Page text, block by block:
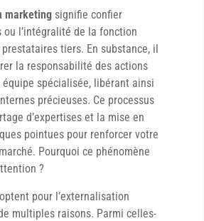
marketing signifie confier
ou l’intégralité de la fonction
tiers. En substance, il
la responsabilité des actions
spécialisée, libérant ainsi
précieuses. Ce processus
d’expertises et la mise en
pointues pour renforcer votre
Pourquoi ce phénomène
?
pour l’externalisation
multiples raisons. Parmi celles-